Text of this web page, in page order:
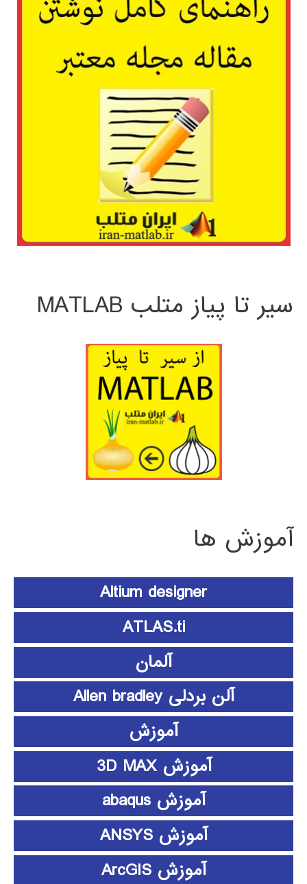
سیر تا پیاز متلب MATLAB
آموزش ها
Altium designer
ATLAS.ti
آلمان
آلن بردلی Allen bradley
آموزش
آموزش 3D MAX
آموزش abaqus
آموزش ANSYS
آموزش ArcGIS